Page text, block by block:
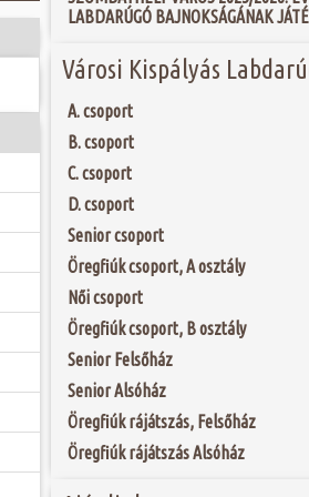
régészeti
Isis istennő
Az
kulturális
egyben
a
játékkal és
a lépést a
LABDARÚGÓ BAJNOKSÁGÁNAK
A. csoport
B. csoport
C. csoport
D. csoport
Senior csoport
Öregfiúk csoport, A osztály
Női csoport
Öregfiúk csoport, B osztály
Senior Felsőház
Senior Alsóház
Öregfiúk rájátszás, Felsőház
Öregfiúk rájátszás Alsóház